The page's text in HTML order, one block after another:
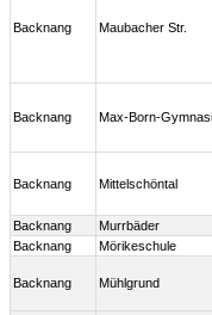
Backnang Maubacher Str.
Backnang Max-Born-
Backnang Mittelschöntal
Backnang Murrbäder
Backnang
Mörikeschule
Backnang Mühlgrund